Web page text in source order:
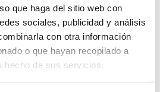
que haga del sitio web con
sociales, publicidad y análisis
con otra información
o que hayan recopilado a
hecho de sus servicios.
se aprecia un desajuste
conductos, se puede
para evitar la
, la Dra. Elena Mellado